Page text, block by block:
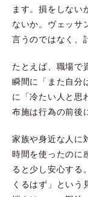
ます。損をしない
ないか。ヴェッサ
言うのではなく、
たとえば、職場で
瞬間に「また自分
に「冷たい人と思
布施は行為の前後
家族や身近な人に
時間を使ったのに
ると少し安心する
くるはず」という